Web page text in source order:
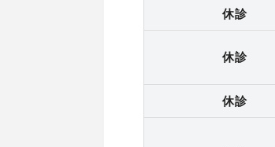
休診
休診
休診